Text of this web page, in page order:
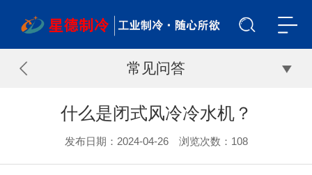
常见问答
什么是闭式风冷冷水机？
发布日期：2024-04-26 浏览次数： 108